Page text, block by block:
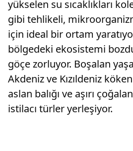
yükselen su sıcaklıkları
gibi tehlikeli,
için ideal bir ortam
bölgedeki ekosistemi
göçe zorluyor. Boşalan
Akdeniz ve Kızıldeniz
aslan balığı ve aşırı
istilacı türler yerleşiyor.